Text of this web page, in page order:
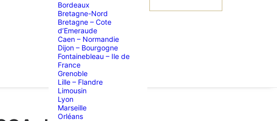
Bordeaux
Bretagne-Nord
Bretagne – Cote
d’Emeraude
Caen – Normandie
Dijon – Bourgogne
Fontainebleau – Ile de
France
Grenoble
Lille – Flandre
Limousin
Lyon
Marseille
Orléans